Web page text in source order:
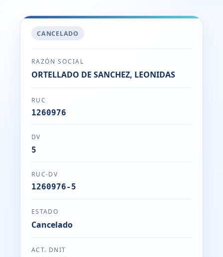
CANCELADO
RAZÓN SOCIAL
ORTELLADO DE SANCHEZ, LEONIDAS
RUC
1260976
DV
5
RUC-DV
1260976-5
ESTADO
Cancelado
ACT. DNIT